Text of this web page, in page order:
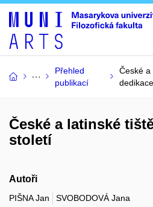
Přehled
publikací
České a
České a latinské
století
Autoři
PIŠNA Jan SVOBODOVÁ Jana